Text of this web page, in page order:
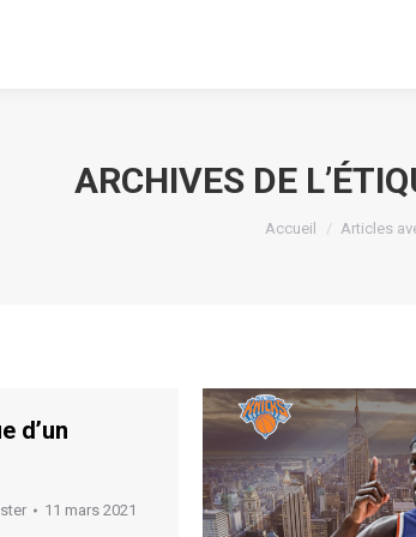
ARCHIVES DE
Vous êtes ici :
Accueil Articles
d’un
11 mars 2021